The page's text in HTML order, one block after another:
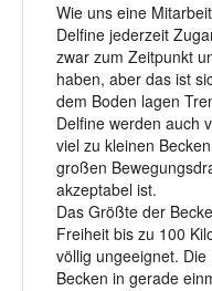
Wie uns eine
Delfine jederzeit
zwar zum Zeitpunkt
haben, aber das ist
dem Boden lagen
Delfine werden auch
viel zu kleinen
großen
akzeptabel ist.
Das Größte der
Freiheit bis zu 100
völlig ungeeignet.
Becken in gerade